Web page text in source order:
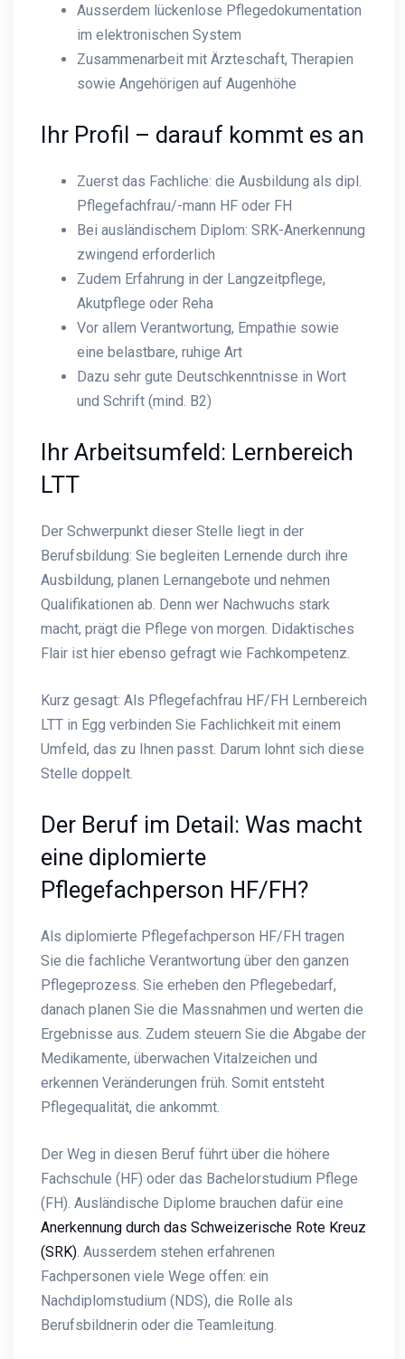
Ausserdem lückenlose Pflegedokumentation
im elektronischen System
Zusammenarbeit mit Ärzteschaft, Therapien
sowie Angehörigen auf Augenhöhe
Ihr Profil – darauf kommt es an
Zuerst das Fachliche: die Ausbildung als dipl.
Pflegefachfrau/-mann HF oder FH
Bei ausländischem Diplom: SRK-Anerkennung
zwingend erforderlich
Zudem Erfahrung in der Langzeitpflege,
Akutpflege oder Reha
Vor allem Verantwortung, Empathie sowie
eine belastbare, ruhige Art
Dazu sehr gute Deutschkenntnisse in Wort
und Schrift (mind. B2)
Ihr Arbeitsumfeld: Lernbereich
LTT
Der Schwerpunkt dieser Stelle liegt in der
Berufsbildung: Sie begleiten Lernende durch ihre
Ausbildung, planen Lernangebote und nehmen
Qualifikationen ab. Denn wer Nachwuchs stark
macht, prägt die Pflege von morgen. Didaktisches
Flair ist hier ebenso gefragt wie Fachkompetenz.
Kurz gesagt: Als Pflegefachfrau HF/FH Lernbereich
LTT in Egg verbinden Sie Fachlichkeit mit einem
Umfeld, das zu Ihnen passt. Darum lohnt sich diese
Stelle doppelt.
Der Beruf im Detail: Was macht
eine diplomierte
Pflegefachperson HF/FH?
Als diplomierte Pflegefachperson HF/FH tragen
Sie die fachliche Verantwortung über den ganzen
Pflegeprozess. Sie erheben den Pflegebedarf,
danach planen Sie die Massnahmen und werten die
Ergebnisse aus. Zudem steuern Sie die Abgabe der
Medikamente, überwachen Vitalzeichen und
erkennen Veränderungen früh. Somit entsteht
Pflegequalität, die ankommt.
Der Weg in diesen Beruf führt über die höhere
Fachschule (HF) oder das Bachelorstudium Pflege
(FH). Ausländische Diplome brauchen dafür eine
Anerkennung durch das Schweizerische Rote Kreuz
(SRK). Ausserdem stehen erfahrenen
Fachpersonen viele Wege offen: ein
Nachdiplomstudium (NDS), die Rolle als
Berufsbildnerin oder die Teamleitung.